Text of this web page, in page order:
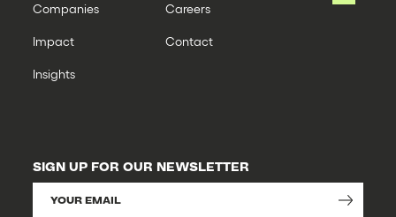
Companies
Impact
Insights
Careers
Contact
SIGN UP FOR OUR NEWSLETTER